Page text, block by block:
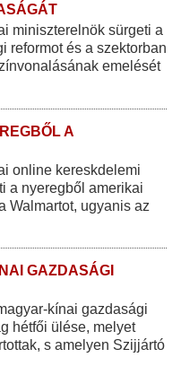
miniszterelnök sürgeti a
reformot és a szektorban
emelését
A
online kereskdelemi
a nyeregből amerikai
Walmartot, ugyanis az
GAZDASÁGI
kínai gazdasági
hétfői ülése, melyet
s amelyen Szijjártó